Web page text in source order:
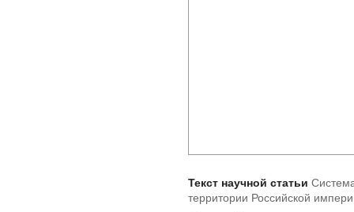
Текст научной статьи
территории Российской